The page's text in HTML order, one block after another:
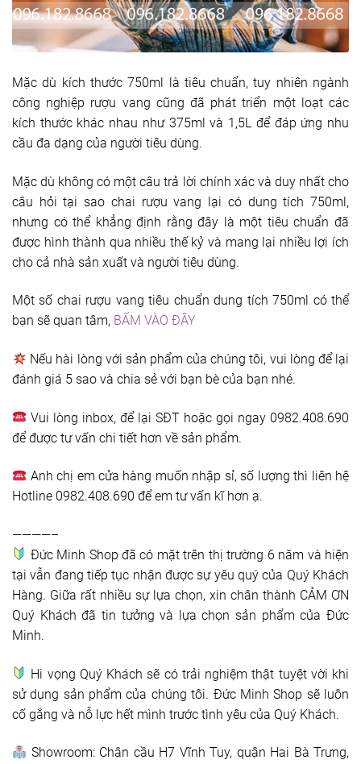
Mặc dù kích thước 750ml là tiêu chuẩn, tuy nhiên ngành
công nghiệp rượu vang cũng đã phát triển một loạt các
kích thước khác nhau như 375ml và 1,5L để đáp ứng nhu
cầu đa dạng của người tiêu dùng.
Mặc dù không có một câu trả lời chính xác và duy nhất cho
câu hỏi tại sao chai rượu vang lại có dung tích 750ml,
nhưng có thể khẳng định rằng đây là một tiêu chuẩn đã
được hình thành qua nhiều thế kỷ và mang lại nhiều lợi ích
cho cả nhà sản xuất và người tiêu dùng.
Một số chai rượu vang tiêu chuẩn dung tích 750ml có thể
bạn sẽ quan tâm, BẤM VÀO ĐÂY
Nếu hài lòng với sản phẩm của chúng tôi, vui lòng để lại
đánh giá 5 sao và chia sẻ với bạn bè của bạn nhé.
Vui lòng inbox, để lại SĐT hoặc gọi ngay 0982.408.690
để được tư vấn chi tiết hơn về sản phẩm.
Anh chị em cửa hàng muốn nhập sỉ, số lượng thì liên hệ
Hotline 0982.408.690 để em tư vấn kĩ hơn ạ.
————–
Đức Minh Shop đã có mặt trên thị trường 6 năm và hiện
tại vẫn đang tiếp tục nhận được sự yêu quý của Quý Khách
Hàng. Giữa rất nhiều sự lựa chọn, xin chân thành CẢM ƠN
Quý Khách đã tin tưởng và lựa chọn sản phẩm của Đức
Minh.
Hi vọng Quý Khách sẽ có trải nghiệm thật tuyệt vời khi
sử dụng sản phẩm của chúng tôi. Đức Minh Shop sẽ luôn
cố gắng và nỗ lực hết mình trước tình yêu của Quý Khách.
Showroom: Chân cầu H7 Vĩnh Tuy, quận Hai Bà Trưng,